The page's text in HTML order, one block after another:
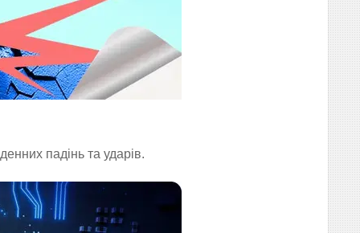
падінь та ударів.